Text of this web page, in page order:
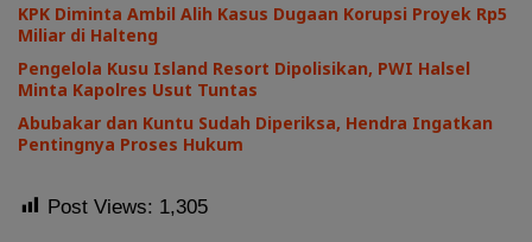
KPK Diminta Ambil Alih Kasus Dugaan Korupsi Proyek Rp5
Miliar di Halteng
Pengelola Kusu Island Resort Dipolisikan, PWI Halsel
Minta Kapolres Usut Tuntas
Abubakar dan Kuntu Sudah Diperiksa, Hendra Ingatkan
Pentingnya Proses Hukum
Post Views: 1,305